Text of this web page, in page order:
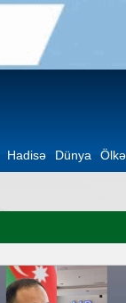
Hadisə Dünya Ölkə